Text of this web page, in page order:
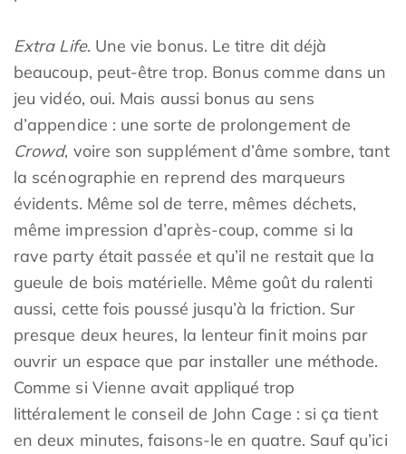
Extra Life. Une vie bonus. Le titre dit déjà
beaucoup, peut-être trop. Bonus comme dans un
jeu vidéo, oui. Mais aussi bonus au sens
d’appendice : une sorte de prolongement de
Crowd, voire son supplément d’âme sombre, tant
la scénographie en reprend des marqueurs
évidents. Même sol de terre, mêmes déchets,
même impression d’après-coup, comme si la
rave party était passée et qu’il ne restait que la
gueule de bois matérielle. Même goût du ralenti
aussi, cette fois poussé jusqu’à la friction. Sur
presque deux heures, la lenteur finit moins par
ouvrir un espace que par installer une méthode.
Comme si Vienne avait appliqué trop
littéralement le conseil de John Cage : si ça tient
en deux minutes, faisons-le en quatre. Sauf qu’ici